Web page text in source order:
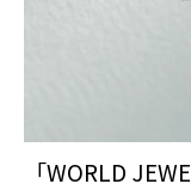
「WORLD